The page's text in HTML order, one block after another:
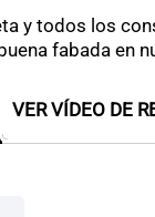
y todos los
fabada en
VER VÍDEO DE